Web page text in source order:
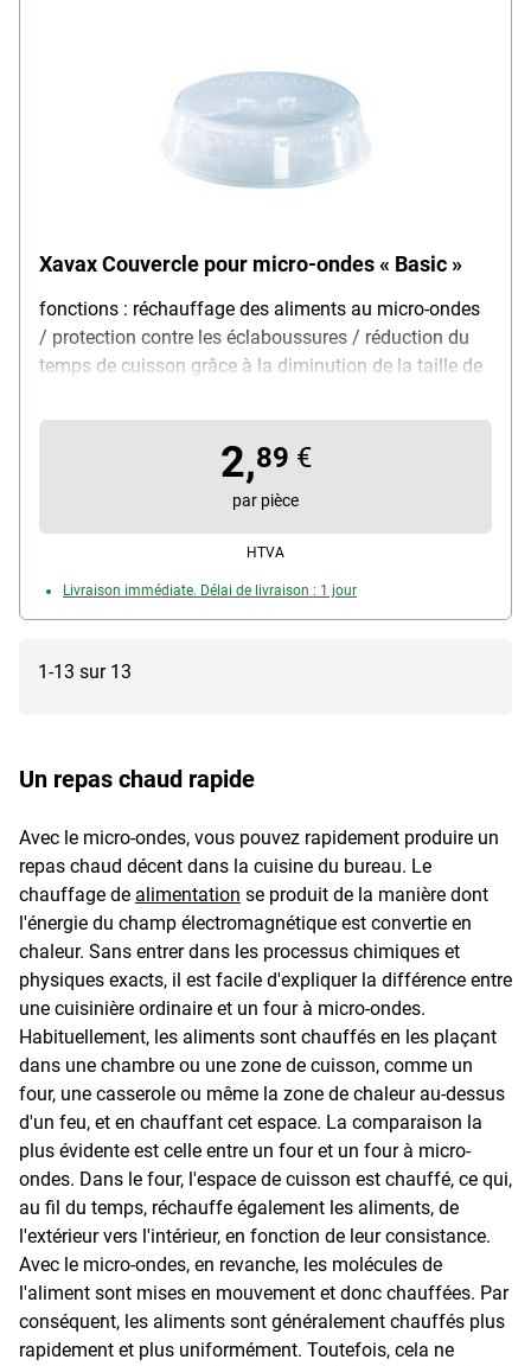
Xavax Couvercle pour micro-ondes « Basic »
fonctions : réchauffage des aliments au micro-ondes
/ protection contre les éclaboussures / réduction du
temps de cuisson grâce à la diminution de la taille de
ouvertures d'évacuation de la vapeur sur le bord
extérieur pour éviter la surpression / deux
renfoncements au centre pour retirer le couvercle,
propriétés : convient pour les aliments / lavable au
lave-vaisselle, plage de température : -5 °C à 80 °C,
matériau : plastique, contenu de la livraison : 1
couvercle pour micro-ondes
2,89 €
par pièce
HTVA
Livraison immédiate. Délai de livraison : 1 jour
1-13 sur 13
Un repas chaud rapide
Avec le micro-ondes, vous pouvez rapidement produire un
repas chaud décent dans la cuisine du bureau. Le
chauffage de alimentation se produit de la manière dont
l'énergie du champ électromagnétique est convertie en
chaleur. Sans entrer dans les processus chimiques et
physiques exacts, il est facile d'expliquer la différence entre
une cuisinière ordinaire et un four à micro-ondes.
Habituellement, les aliments sont chauffés en les plaçant
dans une chambre ou une zone de cuisson, comme un
four, une casserole ou même la zone de chaleur au-dessus
d'un feu, et en chauffant cet espace. La comparaison la
plus évidente est celle entre un four et un four à micro-
ondes. Dans le four, l'espace de cuisson est chauffé, ce qui,
au fil du temps, réchauffe également les aliments, de
l'extérieur vers l'intérieur, en fonction de leur consistance.
Avec le micro-ondes, en revanche, les molécules de
l'aliment sont mises en mouvement et donc chauffées. Par
conséquent, les aliments sont généralement chauffés plus
rapidement et plus uniformément. Toutefois, cela ne